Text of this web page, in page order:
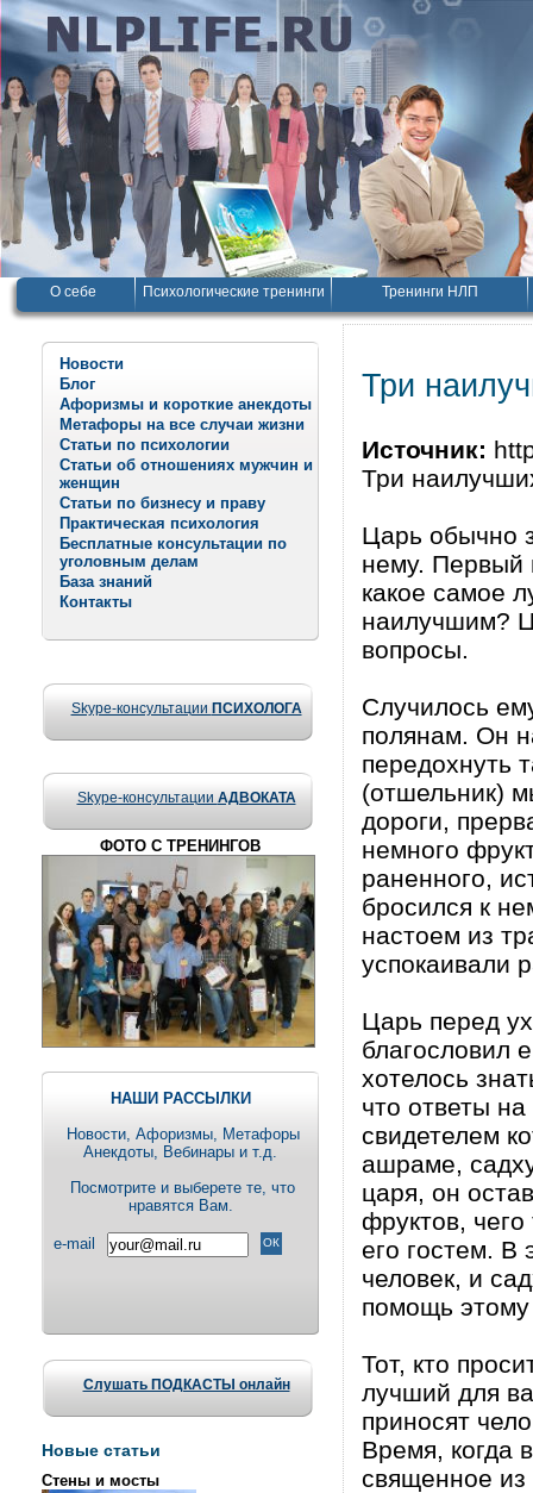
О себе Психологические тренинги Тренинги НЛП
Новости
Блог
Афоризмы и короткие анекдоты
Метафоры на все случаи жизни
Статьи по психологии
Статьи об отношениях мужчин и
женщин
Статьи по бизнесу и праву
Практическая психология
Бесплатные консультации по
уголовным делам
База знаний
Контакты
Skype-консультации ПСИХОЛОГА
Skype-консультации АДВОКАТА
ФОТО С ТРЕНИНГОВ
НАШИ РАССЫЛКИ
Новости, Aфоризмы, Метафоры
Анекдоты, Вебинары и т.д.
Посмотрите и выберете те, что
нравятся Вам.
e-mail
Слушать ПОДКАСТЫ онлайн
Новые статьи
Стены и мосты
Три
Источник:
Три
Царь обычно
нему. Первый
какое самое
наилучшим?
вопросы.
Случилось
полянам. Он
передохнуть
(отшельник)
дороги,
немного
раненного,
бросился к
настоем из
успокаивали
Царь перед
благословил
хотелось
что ответы
свидетелем
ашраме,
царя, он
фруктов,
его гостем. В
человек, и
помощь этому
Тот, кто
лучший для
приносят
Время, когда
священное из